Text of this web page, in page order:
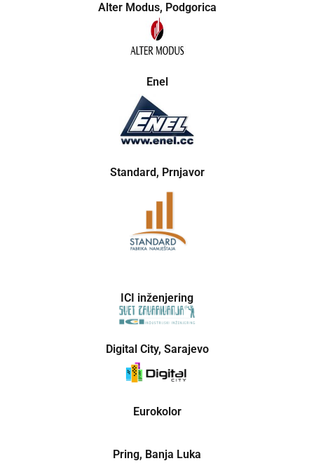
Alter Modus, Podgorica
Enel
Standard, Prnjavor
ICI inženjering
Digital City, Sarajevo
Eurokolor
Pring, Banja Luka